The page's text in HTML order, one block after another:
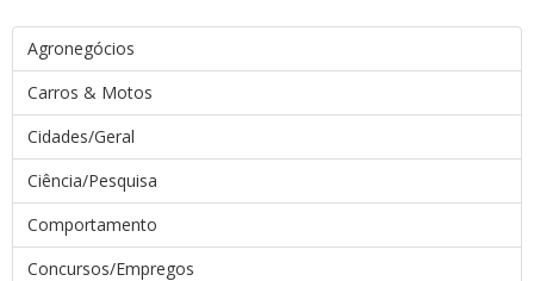
Agronegócios
Carros & Motos
Cidades/Geral
Ciência/Pesquisa
Comportamento
Concursos/Empregos